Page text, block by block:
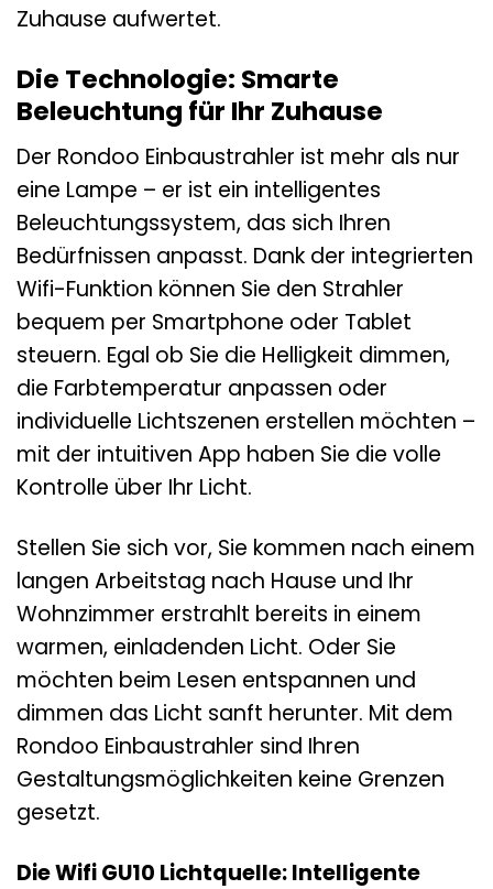
Zuhause aufwertet.
Die Technologie: Smarte
Beleuchtung für Ihr Zuhause
Der Rondoo Einbaustrahler ist mehr als nur
eine Lampe – er ist ein intelligentes
Beleuchtungssystem, das sich Ihren
Bedürfnissen anpasst. Dank der integrierten
Wifi-Funktion können Sie den Strahler
bequem per Smartphone oder Tablet
steuern. Egal ob Sie die Helligkeit dimmen,
die Farbtemperatur anpassen oder
individuelle Lichtszenen erstellen möchten –
mit der intuitiven App haben Sie die volle
Kontrolle über Ihr Licht.
Stellen Sie sich vor, Sie kommen nach einem
langen Arbeitstag nach Hause und Ihr
Wohnzimmer erstrahlt bereits in einem
warmen, einladenden Licht. Oder Sie
möchten beim Lesen entspannen und
dimmen das Licht sanft herunter. Mit dem
Rondoo Einbaustrahler sind Ihren
Gestaltungsmöglichkeiten keine Grenzen
gesetzt.
Die Wifi GU10 Lichtquelle: Intelligente